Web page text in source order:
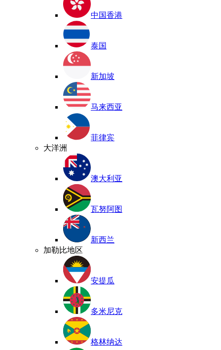
中国香港
泰国
新加坡
马来西亚
菲律宾
大洋洲
澳大利亚
瓦努阿图
新西兰
加勒比地区
安提瓜
多米尼克
格林纳达